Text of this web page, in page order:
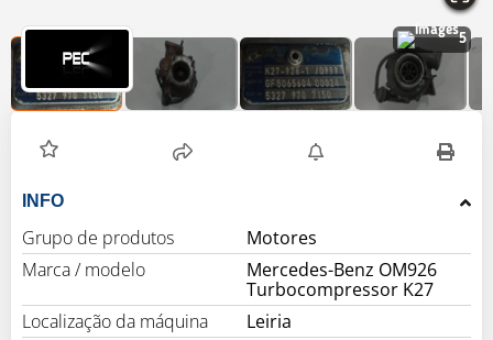
5
INFO
Grupo de produtos
Motores
Marca / modelo
Mercedes-Benz OM926
Turbocompressor K27
Localização da máquina
Leiria